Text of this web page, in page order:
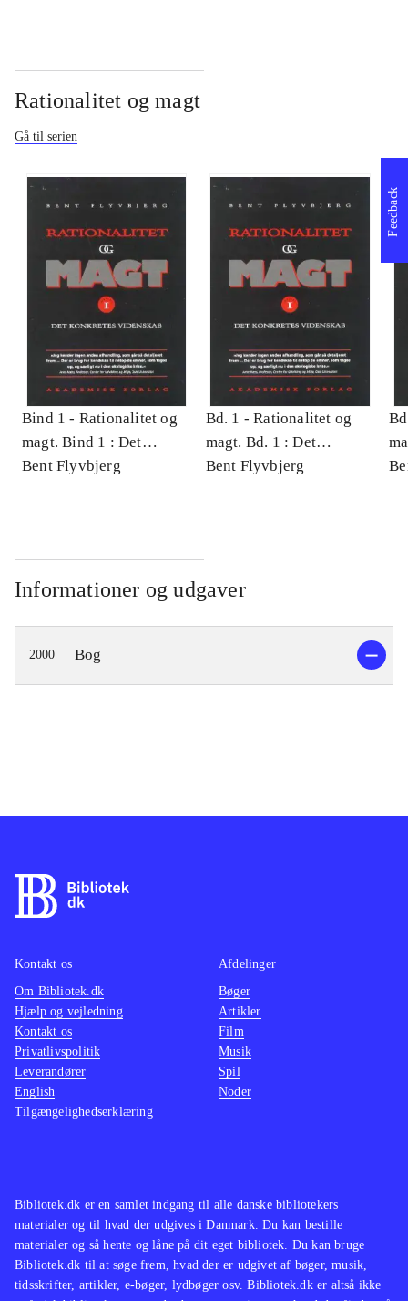
Rationalitet og magt
Gå til serien
Bind 1 - Rationalitet og
magt. Bind 1 : Det
konkretes videnskab
Bent Flyvbjerg
Bd. 1 -Rationalitet og
magt. Bd. 1 : Det
konkretes videnskab
Bent Flyvbjerg
Informationer og udgaver
2000 Bog
Feedback
Bibliotek.dk er en samlet indgang til alle danske bibliotekers
materialer og til hvad der udgives i Danmark. Du kan bestille
materialer og så hente og låne på dit eget bibliotek. Du kan bruge
Bibliotek.dk til at søge frem, hvad der er udgivet af bøger, musik,
tidsskrifter, artikler, e-bøger, lydbøger osv. Bibliotek.dk er altså ikke
Kontakt os
Om Bibliotek.dk
Hjælp og vejledning
Kontakt os
Privatlivspolitik
Leverandører
English
Tilgængelighedserklæring
Afdelinger
Bøger
Artikler
Film
Musik
Spil
Noder